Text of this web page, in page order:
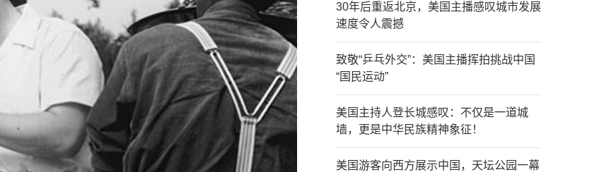
30年后重返北京，美国主播感叹城市发展
速度令人震撼
致敬“乒乓外交”：美国主播挥拍挑战中国
“国民运动”
美国主持人登长城感叹：不仅是一道城
墙，更是中华民族精神象征！
美国游客向西方展示中国，天坛公园一幕